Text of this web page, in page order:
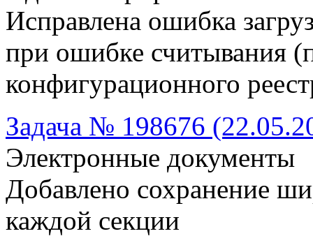
Исправлена ошибка
при ошибке считывания
конфигурационного
Задача № 198676
Электронные документы
Добавлено сохранение
каждой секции